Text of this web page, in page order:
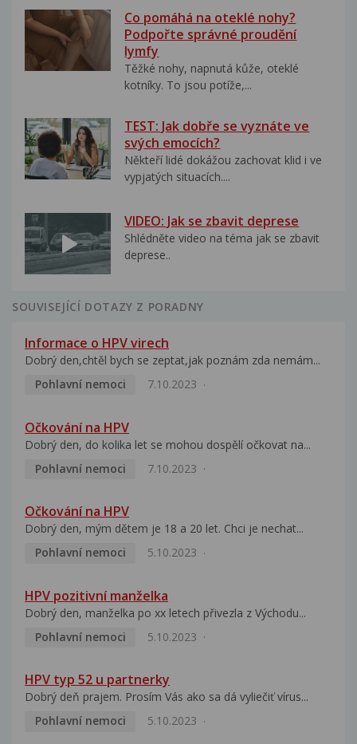
Co pomáhá na oteklé nohy?
Podpořte správné proudění
lymfy
Těžké nohy, napnutá kůže, oteklé
kotníky. To jsou potíže,...
TEST: Jak dobře se vyznáte ve
svých emocích?
Někteří lidé dokážou zachovat klid i ve
vypjatých situacích....
VIDEO: Jak se zbavit deprese
Shlédněte video na téma jak se zbavit
deprese..
SOUVISEJÍCÍ DOTAZY Z PORADNY
Informace o HPV virech
Dobrý den,chtěl bych se zeptat,jak poznám zda nemám...
Pohlavní nemoci
7.10.2023
Očkování na HPV
Dobrý den, do kolika let se mohou dospělí očkovat na...
Pohlavní nemoci
7.10.2023
Očkování na HPV
Dobrý den, mým dětem je 18 a 20 let. Chci je nechat...
Pohlavní nemoci
5.10.2023
HPV pozitivní manželka
Dobrý den, manželka po xx letech přivezla z Východu...
Pohlavní nemoci
5.10.2023
HPV typ 52 u partnerky
Dobrý deň prajem. Prosím Vás ako sa dá vyliečiť vírus...
Pohlavní nemoci
5.10.2023